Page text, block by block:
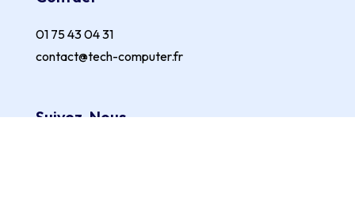
01 75 43 04 31
contact@tech-computer.fr
Suivez-Nous